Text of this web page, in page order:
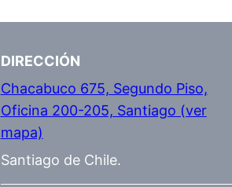
DIRECCIÓN
Chacabuco 675, Segundo Piso,
Oficina 200-205, Santiago (ver
mapa)
Santiago de Chile.